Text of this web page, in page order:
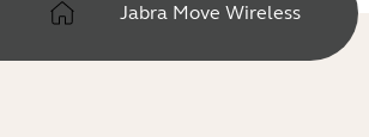
Jabra Move Wireless